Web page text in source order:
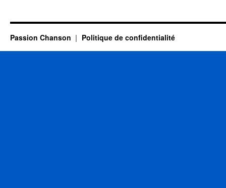
Passion Chanson Politique de confidentialité